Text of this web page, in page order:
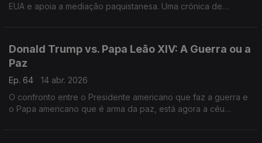
EUA e apoia a mediação paquistanesa. Uma crónica de
Donald Trump vs. Papa Leão XIV: A Guerra ou a
Paz
Ep. 64
14 abr. 2026
O confronto entre o Presidente americano que faz a guerra e
o Papa americano que é arma da paz, está agora a céu